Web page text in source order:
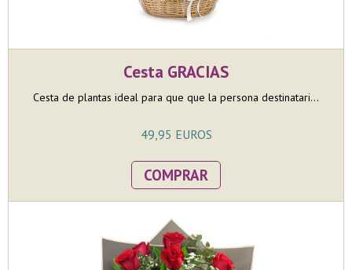
Cesta GRACIAS
Cesta de plantas ideal para que que la persona destinatari...
49,95 EUROS
COMPRAR